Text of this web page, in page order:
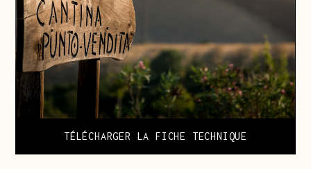
TÉLÉCHARGER LA FICHE TECHNIQUE